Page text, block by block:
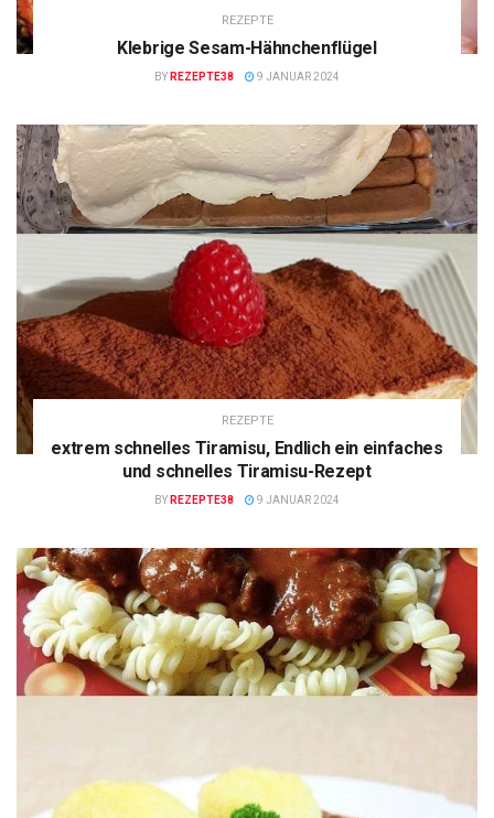
REZEPTE
Klebrige Sesam-Hähnchenflügel
BY REZEPTE38 9 JANUAR 2024
REZEPTE
extrem schnelles Tiramisu, Endlich ein einfaches
und schnelles Tiramisu-Rezept
BY REZEPTE38 9 JANUAR 2024